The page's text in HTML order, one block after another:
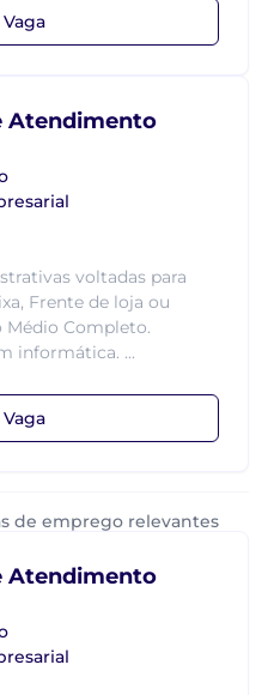
Atendimento
voltadas para
Frente de loja ou
Médio Completo.
informática. ...
de emprego relevantes
Atendimento